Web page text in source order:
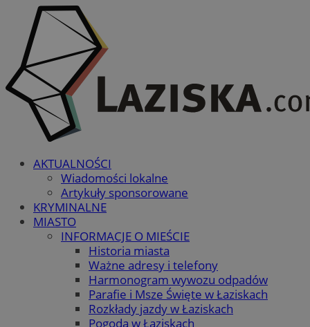
AKTUALNOŚCI
Wiadomości lokalne
Artykuły sponsorowane
KRYMINALNE
MIASTO
INFORMACJE O MIEŚCIE
Historia miasta
Ważne adresy i telefony
Harmonogram wywozu odpadów
Parafie i Msze Święte w Łaziskach
Rozkłady jazdy w Łaziskach
Pogoda w Łaziskach